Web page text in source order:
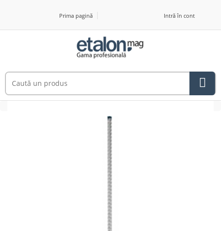
Prima pagină Intră în cont